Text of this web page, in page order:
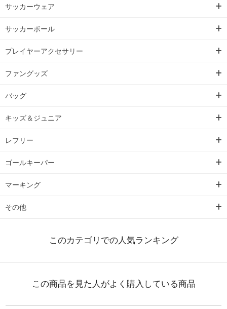
サッカーウェア
サッカーボール
プレイヤーアクセサリー
ファングッズ
バッグ
キッズ＆ジュニア
レフリー
ゴールキーパー
マーキング
その他